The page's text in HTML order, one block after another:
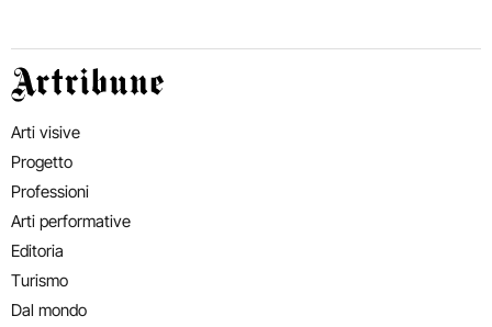
Artribune
Arti visive
Progetto
Professioni
Arti performative
Editoria
Turismo
Dal mondo